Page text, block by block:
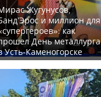
ли представлены
интересы регионов в
Курултае?
Жугунусов,
и миллион для
как
День металлурга
Усть-Каменогорске